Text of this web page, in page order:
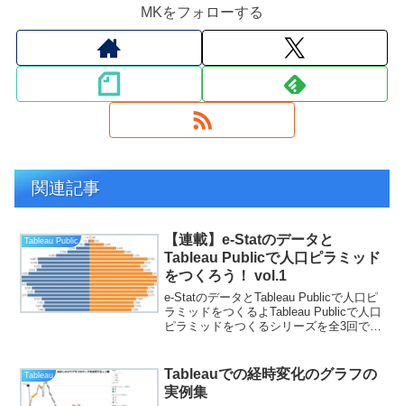
MKをフォローする
関連記事
Tableau Public
【連載】e-Statのデータと
Tableau Publicで人口ピラミッド
をつくろう！ vol.1
e-StatのデータとTableau Publicで人口ピ
ラミッドをつくるよTableau Publicで人口
ピラミッドをつくるシリーズを全3回でお
Tableau
Tableauでの経時変化のグラフの
実例集